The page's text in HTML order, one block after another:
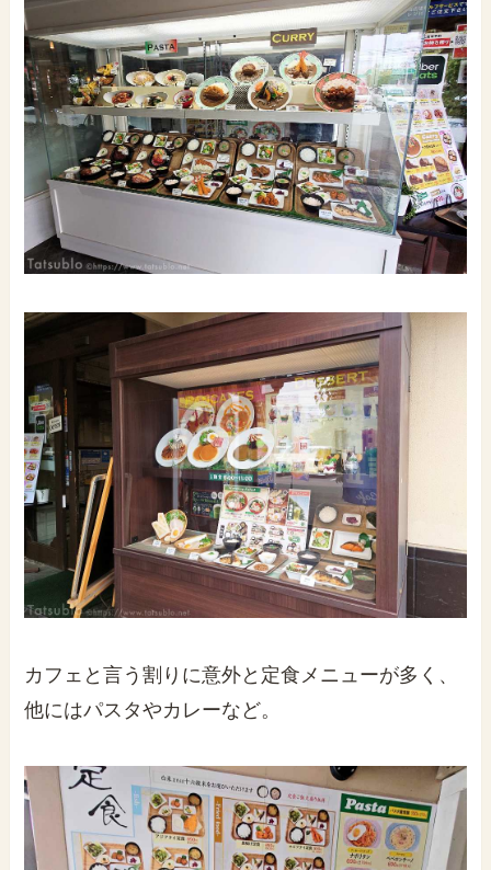
カフェと言う割りに意外と定食メニューが多く、
他にはパスタやカレーなど。